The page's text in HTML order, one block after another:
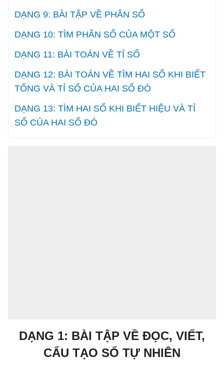
DẠNG 9: BÀI TẬP VỀ PHÂN SỐ
DẠNG 10: TÌM PHÂN SỐ CỦA MỘT SỐ
DẠNG 11: BÀI TOÁN VỀ TỈ SỐ
DẠNG 12: BÀI TOÁN VỀ TÌM HAI SỐ KHI BIẾT
TỔNG VÀ TỈ SỐ CỦA HAI SỐ ĐÓ
DẠNG 13: TÌM HAI SỐ KHI BIẾT HIỆU VÀ TỈ
SỐ CỦA HAI SỐ ĐÓ
DẠNG 1: BÀI TẬP VỀ ĐỌC, VIẾT,
CẤU TẠO SỐ TỰ NHIÊN